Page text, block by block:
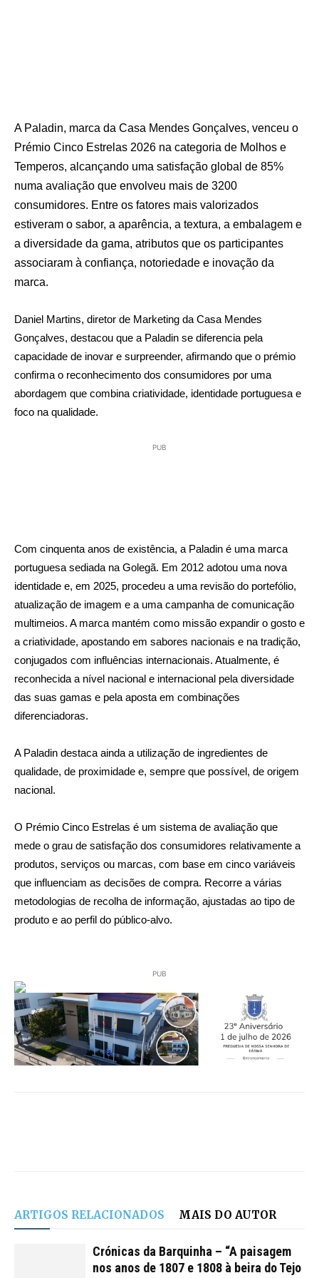
A Paladin, marca da Casa Mendes Gonçalves, venceu o
Prémio Cinco Estrelas 2026 na categoria de Molhos e
Temperos, alcançando uma satisfação global de 85%
numa avaliação que envolveu mais de 3200
consumidores. Entre os fatores mais valorizados
estiveram o sabor, a aparência, a textura, a embalagem e
a diversidade da gama, atributos que os participantes
associaram à confiança, notoriedade e inovação da
marca.
Daniel Martins, diretor de Marketing da Casa Mendes
Gonçalves, destacou que a Paladin se diferencia pela
capacidade de inovar e surpreender, afirmando que o prémio
confirma o reconhecimento dos consumidores por uma
abordagem que combina criatividade, identidade portuguesa e
foco na qualidade.
PUB
Com cinquenta anos de existência, a Paladin é uma marca
portuguesa sediada na Golegã. Em 2012 adotou uma nova
identidade e, em 2025, procedeu a uma revisão do portefólio,
atualização de imagem e a uma campanha de comunicação
multimeios. A marca mantém como missão expandir o gosto e
a criatividade, apostando em sabores nacionais e na tradição,
conjugados com influências internacionais. Atualmente, é
reconhecida a nível nacional e internacional pela diversidade
das suas gamas e pela aposta em combinações
diferenciadoras.
A Paladin destaca ainda a utilização de ingredientes de
qualidade, de proximidade e, sempre que possível, de origem
nacional.
O Prémio Cinco Estrelas é um sistema de avaliação que
mede o grau de satisfação dos consumidores relativamente a
produtos, serviços ou marcas, com base em cinco variáveis
que influenciam as decisões de compra. Recorre a várias
metodologias de recolha de informação, ajustadas ao tipo de
produto e ao perfil do público-alvo.
PUB
ARTIGOS RELACIONADOS MAIS DO AUTOR
Crónicas da Barquinha – “A paisagem
nos anos de 1807 e 1808 à beira do Tejo